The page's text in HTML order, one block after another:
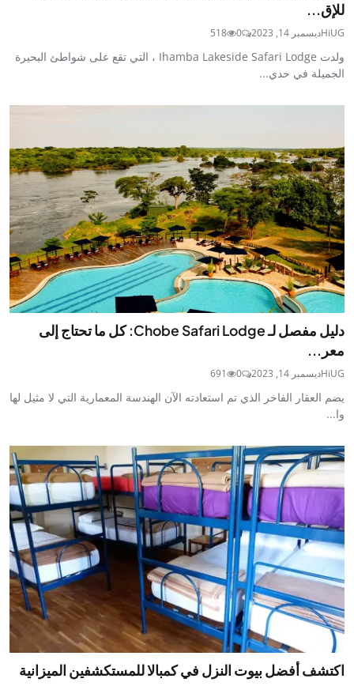
للإق...
HiUGديسمبر 14, 2023 0
518
ولدت Ihamba Lakeside Safari Lodge ، التي تقع على شواطئ البحيرة
الجميلة في حدي...
دليل مفصل لـ Chobe Safari Lodge: كل ما تحتاج إلى
معر...
HiUGديسمبر 14, 2023 0
691
يضم العقار الفاخر الذي تم استعادته الآن الهندسة المعمارية التي لا مثيل لها
وا...
اكتشف أفضل بيوت النزل في كمبالا للمستكشفين الميزانية